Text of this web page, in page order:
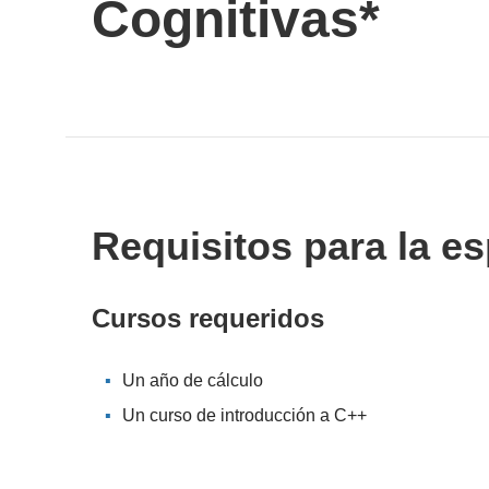
Cognitivas*
Requisitos para la
Cursos requeridos
Un año de cálculo
Un curso de introducción a C++